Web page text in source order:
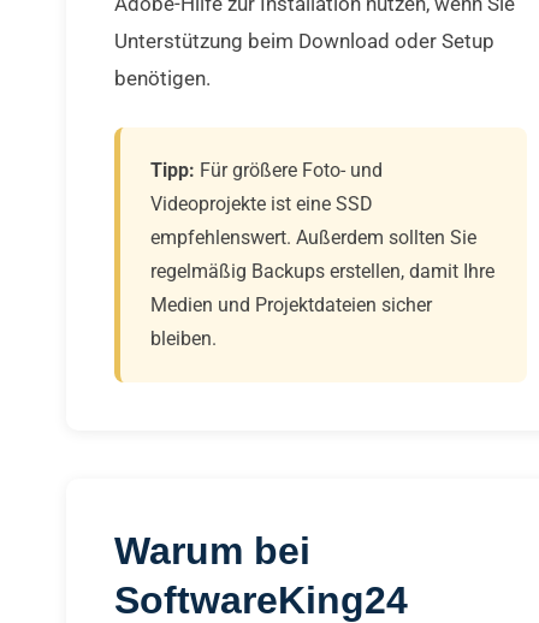
Unterstützung beim Download oder Setup
benötigen.
Tipp: Für größere Foto- und
Videoprojekte ist eine SSD
empfehlenswert. Außerdem sollten Sie
regelmäßig Backups erstellen, damit Ihre
Medien und Projektdateien sicher
bleiben.
Warum bei
SoftwareKing24